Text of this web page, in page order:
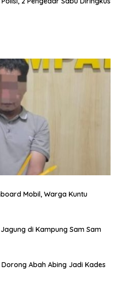
Mobil, Warga Kuntu
di Kampung Sam Sam
Abah Abing Jadi Kades